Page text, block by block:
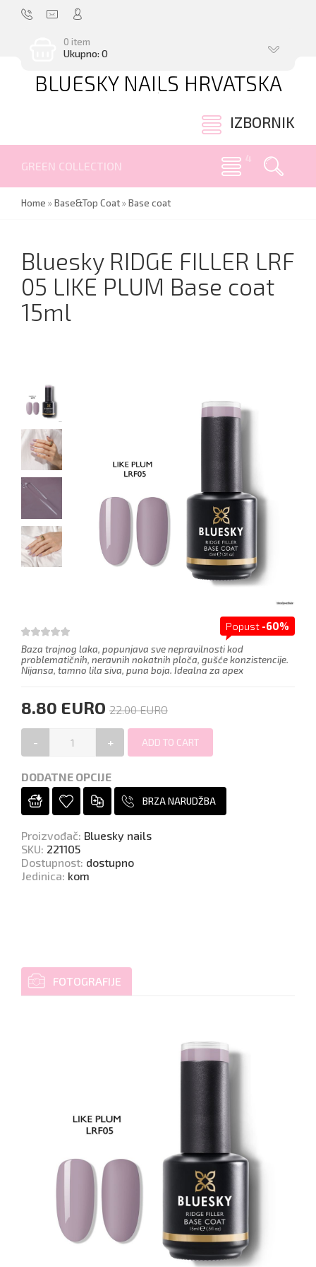
0 item
Ukupno: 0
BLUESKY NAILS HRVATSKA
.
IZBORNIK
GREEN COLLECTION
Home »Base&Top Coat»Base coat
Bluesky RIDGE FILLER LRF
05 LIKE PLUM Base coat
15ml
Popust -60%
Baza trajnog laka, popunjava sve nepravilnosti kod
problematičnih, neravnih nokatnih ploča, gušće konzistencije.
Nijansa, tamno lila siva, puna boja. Idealna za apex
8.80 EURO 22.00 EURO
- +
DODATNE OPCIJE
BRZA NARUDŽBA
Proizvođač: Bluesky nails
SKU: 221105
Dostupnost: dostupno
Jedinica: kom
FOTOGRAFIJE